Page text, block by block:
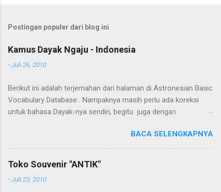
Postingan populer dari blog ini
Kamus Dayak Ngaju - Indonesia
-Juli 26, 2010
Berikut ini adalah terjemahan dari halaman di Astronesian Basic
Vocabulary Database . Nampaknya masih perlu ada koreksi
untuk bahasa Dayak-nya sendiri, begitu juga dengan
Translate . Koreksi bahasa dibantu oleh Dra. Hernawaty, M.Kes.
Untuk koreksi dari halaman ini dapat diberikan pada komentar.
Upaya penerjemahan Kamus Bahasa Dayak - Jerman sedang
Indonesia .
BACA SELENGKAPNYA
Toko Souvenir "ANTIK"
-Juli 23, 2010